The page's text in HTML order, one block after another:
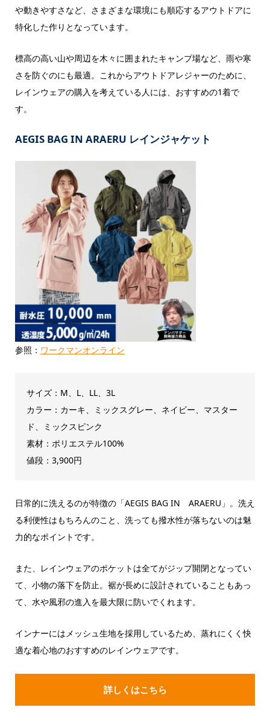
や動きやすさなど、さまざまな環境にも順応するアウトドアに
特化した作りとなっています。
標高の高い山や周辺を木々に囲まれたキャンプ場など、雨や寒
さを防ぐのにも最適。これからアウトドアレジャーのために、
レインウェアの購入を考えている人には、おすすめの1着で
す。
AEGIS BAG IN ARAERU レインジャケット
参照： ワークマンオンライン
サイズ：M、L、LL、3L
カラー：カーキ、ミックスグレー、ネイビー、マスター
ド、ミックスピンク
素材：ポリエステル100%
値段：3,900円
日常的に洗えるのが特徴の「AEGIS BAG IN ARAERU」。洗え
る利便性はもちろんのこと、洗っても撥水性が落ちないのは魅
力的なポイントです。
また、レインウェアのポケットは全てがジップ開閉となってい
て、小物の落下を防止。裾が長めに設計されていることもあっ
て、水や風邪の進入を最大限に防いでくれます。
インナーにはメッシュ生地を採用しているため、蒸れにくく快
適な着心地のおすすめのレインウェアです。
詳しくはこちら